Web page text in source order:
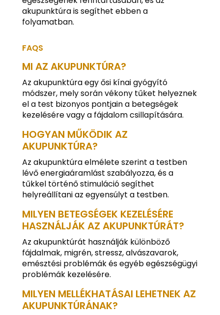
akupunktúra is segíthet ebben a
folyamatban.
FAQS
MI AZ AKUPUNKTÚRA?
Az akupunktúra egy ősi kínai gyógyító
módszer, mely során vékony tűket helyeznek
el a test bizonyos pontjain a betegségek
kezelésére vagy a fájdalom csillapítására.
HOGYAN MŰKÖDIK AZ
AKUPUNKTÚRA?
Az akupunktúra elmélete szerint a testben
lévő energiaáramlást szabályozza, és a
tűkkel történő stimuláció segíthet
helyreállítani az egyensúlyt a testben.
MILYEN BETEGSÉGEK KEZELÉSÉRE
HASZNÁLJÁK AZ AKUPUNKTÚRÁT?
Az akupunktúrát használják különböző
fájdalmak, migrén, stressz, alvászavarok,
emésztési problémák és egyéb egészségügyi
problémák kezelésére.
MILYEN MELLÉKHATÁSAI LEHETNEK AZ
AKUPUNKTÚRÁNAK?